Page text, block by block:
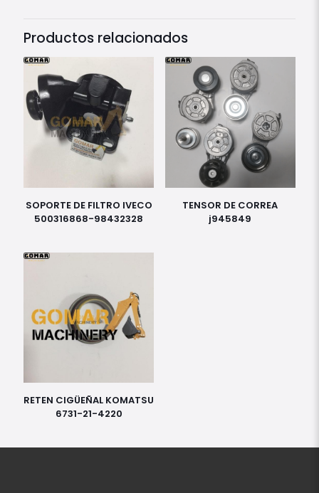
Productos relacionados
SOPORTE DE FILTRO IVECO
500316868-98432328
TENSOR DE CORREA
j945849
RETEN CIGÜEÑAL KOMATSU
6731-21-4220